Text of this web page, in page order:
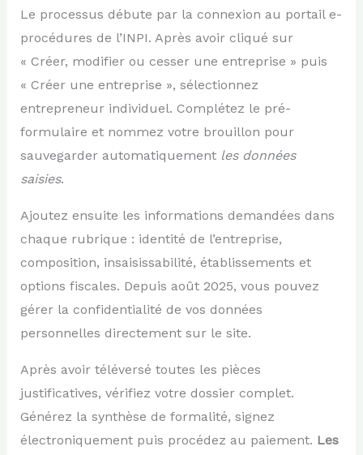
Le processus débute par la connexion au portail e-
procédures de l’INPI. Après avoir cliqué sur
« Créer, modifier ou cesser une entreprise » puis
« Créer une entreprise », sélectionnez
entrepreneur individuel. Complétez le pré-
formulaire et nommez votre brouillon pour
sauvegarder automatiquement les données
saisies.
Ajoutez ensuite les informations demandées dans
chaque rubrique : identité de l’entreprise,
composition, insaisissabilité, établissements et
options fiscales. Depuis août 2025, vous pouvez
gérer la confidentialité de vos données
personnelles directement sur le site.
Après avoir téléversé toutes les pièces
justificatives, vérifiez votre dossier complet.
Générez la synthèse de formalité, signez
électroniquement puis procédez au paiement. Les